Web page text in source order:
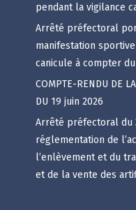
pendant la vigilance
Arrêté préfectoral
manifestation
canicule à compter
COMPTE-RENDU DE
DU 19 juin 2026
Arrêté préfectoral du
réglementation de
l’enlèvement et du
et de la vente des